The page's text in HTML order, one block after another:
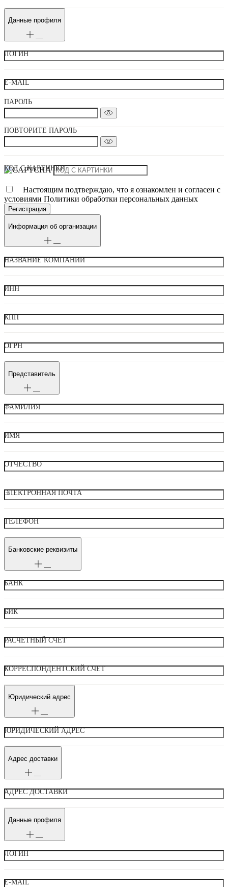
Данные профиля
ЛОГИН
E-MAIL
ПАРОЛЬ
ПОВТОРИТЕ ПАРОЛЬ
КОД С КАРТИНКИ
Настоящим подтверждаю, что я ознакомлен и согласен с
условиями Политики обработки персональных данных
Информация об организации
НАЗВАНИЕ КОМПАНИИ
ИНН
КПП
ОГРН
Представитель
ФАМИЛИЯ
ИМЯ
ОТЧЕСТВО
ЭЛЕКТРОННАЯ ПОЧТА
ТЕЛЕФОН
Банковские реквизиты
БАНК
БИК
РАСЧЕТНЫЙ СЧЕТ
КОРРЕСПОНДЕНТСКИЙ СЧЕТ
Юридический адрес
ЮРИДИЧЕСКИЙ АДРЕС
Адрес доставки
АДРЕС ДОСТАВКИ
Данные профиля
ЛОГИН
E-MAIL